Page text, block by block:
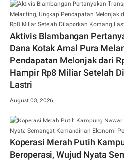
Aktivis Blambangan
Dana Kotak Amal Pura
Pendapatan Melonjak dari
Hampir Rp8 Miliar Setelah
Lastri
August 03, 2026
Koperasi Merah Putih
Beroperasi, Wujud Nyata